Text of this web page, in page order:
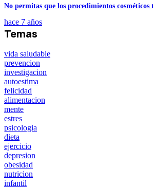
No permitas que los procedimientos cosméticos
hace 7 años
Temas
vida saludable
prevencion
investigacion
autoestima
felicidad
alimentacion
mente
estres
psicologia
dieta
ejercicio
depresion
obesidad
nutricion
infantil